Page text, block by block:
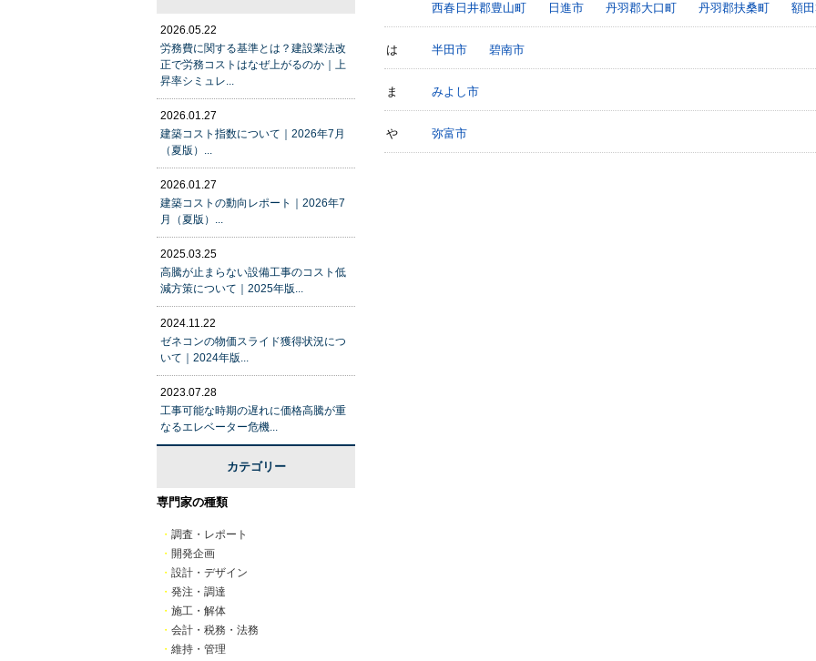
西春日井郡豊山町
日進市 丹羽郡大口町 丹羽郡扶桑町 額
は 半田市 碧南市
ま みよし市
や 弥富市
2026.05.22
労務費に関する基準とは？建設業法改
正で労務コストはなぜ上がるのか｜上
昇率シミュレ...
2026.01.27
建築コスト指数について｜2026年7月
（夏版）...
2026.01.27
建築コストの動向レポート｜2026年7
月（夏版）...
2025.03.25
高騰が止まらない設備工事のコスト低
減方策について｜2025年版...
2024.11.22
ゼネコンの物価スライド獲得状況につ
いて｜2024年版...
2023.07.28
工事可能な時期の遅れに価格高騰が重
なるエレベーター危機...
カテゴリー
専門家の種類
・ 調査・レポート
・ 開発企画
・ 設計・デザイン
・ 発注・調達
・ 施工・解体
・ 会計・税務・法務
・ 維持・管理